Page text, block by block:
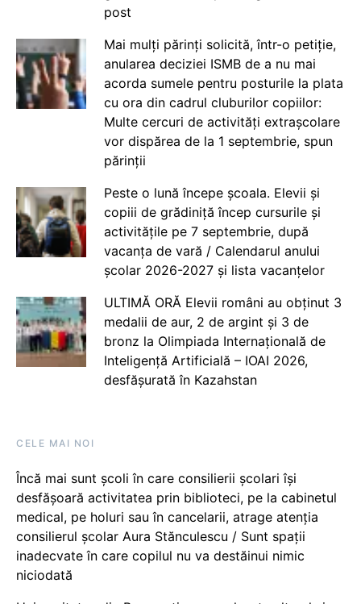
post
Mai mulți părinți solicită, într-o petiție,
anularea deciziei ISMB de a nu mai
acorda sumele pentru posturile la plata
cu ora din cadrul cluburilor copiilor:
Multe cercuri de activități extrașcolare
vor dispărea de la 1 septembrie, spun
părinții
Peste o lună începe școala. Elevii și
copiii de grădiniță încep cursurile și
activitățile pe 7 septembrie, după
vacanța de vară / Calendarul anului
școlar 2026-2027 și lista vacanțelor
ULTIMĂ ORĂ Elevii români au obținut 3
medalii de aur, 2 de argint și 3 de
bronz la Olimpiada Internațională de
Inteligență Artificială – IOAI 2026,
desfășurată în Kazahstan
CELE MAI NOI
Încă mai sunt școli în care consilierii școlari își
desfășoară activitatea prin biblioteci, pe la cabinetul
medical, pe holuri sau în cancelarii, atrage atenția
consilierul școlar Aura Stănculescu / Sunt spații
inadecvate în care copilul nu va destăinui nimic
niciodată